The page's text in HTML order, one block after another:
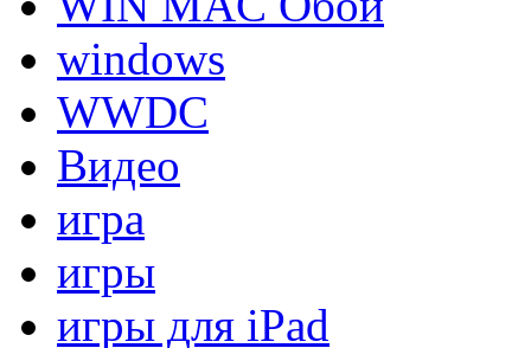
windows
WWDC
Видео
игра
игры
игры для iPad